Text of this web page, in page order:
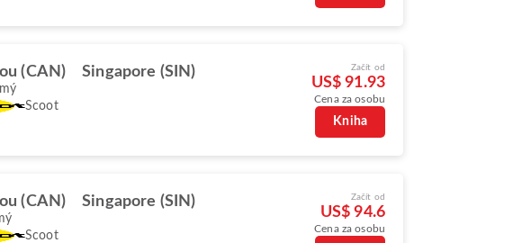
(CAN) Singapore (SIN)
Scoot
Začít od
US$ 91.93
Cena za osobu
Kniha
(CAN) Singapore (SIN)
Scoot
Začít od
US$ 94.6
Cena za osobu